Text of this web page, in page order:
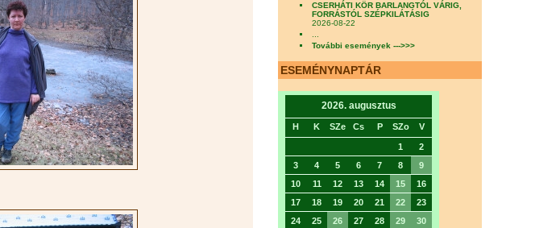
CSERHÁTI KÖR BARLANGTÓL VÁRIG,
FORRÁSTÓL SZÉPKILÁTÁSIG
2026-08-22
...
További események --->>>
ESEMÉNYNAPTÁR
2026. augusztus
H K SZe Cs P SZo V
1
2
3
4 5 6 7 8
9
10
11 12 13 14 15
16
17
18 19 20 21 22
23
24
25 26 27 28 29
30